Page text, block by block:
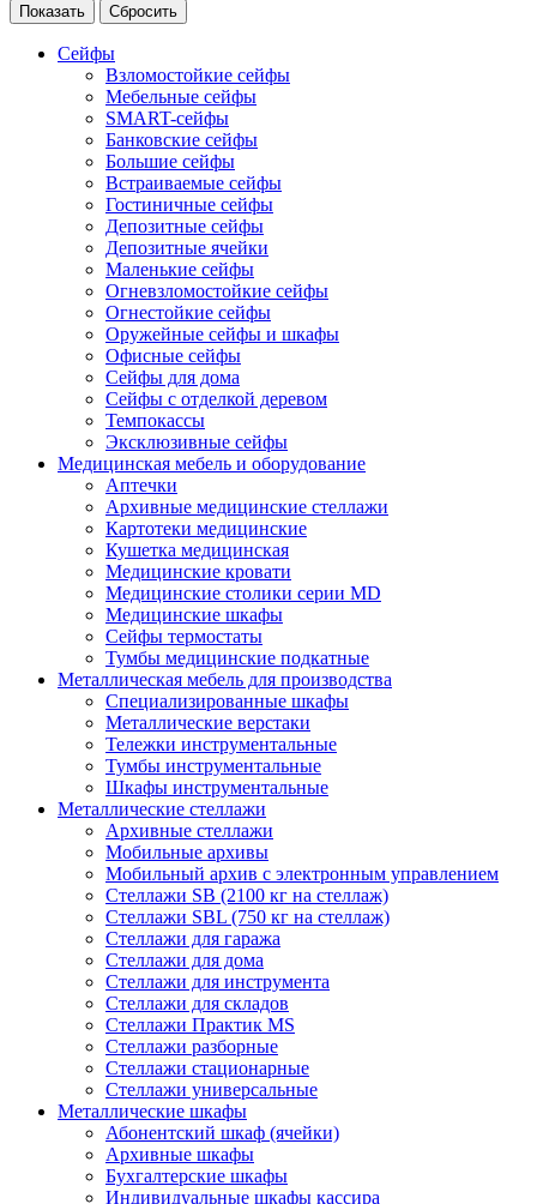
Сейфы
Взломостойкие сейфы
Мебельные сейфы
SMART-сейфы
Банковские сейфы
Большие сейфы
Встраиваемые сейфы
Гостиничные сейфы
Депозитные сейфы
Депозитные ячейки
Маленькие сейфы
Огневзломостойкие сейфы
Огнестойкие сейфы
Оружейные сейфы и шкафы
Офисные сейфы
Сейфы для дома
Сейфы с отделкой деревом
Темпокассы
Эксклюзивные сейфы
Медицинская мебель и оборудование
Аптечки
Архивные медицинские стеллажи
Картотеки медицинские
Кушетка медицинская
Медицинские кровати
Медицинские столики серии MD
Медицинские шкафы
Сейфы термостаты
Тумбы медицинские подкатные
Металлическая мебель для производства
Cпециализированные шкафы
Металлические верстаки
Тележки инструментальные
Тумбы инструментальные
Шкафы инструментальные
Металлические стеллажи
Архивные стеллажи
Мобильные архивы
Мобильный архив с электронным управлением
Стеллажи SB (2100 кг на стеллаж)
Стеллажи SBL (750 кг на стеллаж)
Стеллажи для гаража
Стеллажи для дома
Стеллажи для инструмента
Стеллажи для складов
Стеллажи Практик MS
Стеллажи разборные
Стеллажи стационарные
Стеллажи универсальные
Металлические шкафы
Абонентский шкаф (ячейки)
Архивные шкафы
Бухгалтерские шкафы
Индивидуальные шкафы кассира